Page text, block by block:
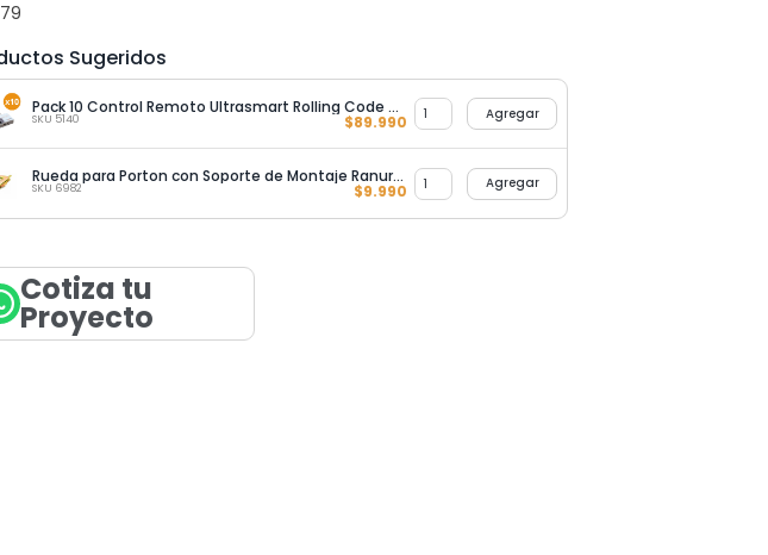
Sugeridos
Pack 10 Control Remoto Ultrasmart Rolling Code 4 Botones 433.92 Mhz
SKU 5140 $89.990 Agregar
Rueda para Porton con Soporte de Montaje Ranura en U 85MM
SKU 6982 $9.990 Agregar
Cotiza tu
Proyecto